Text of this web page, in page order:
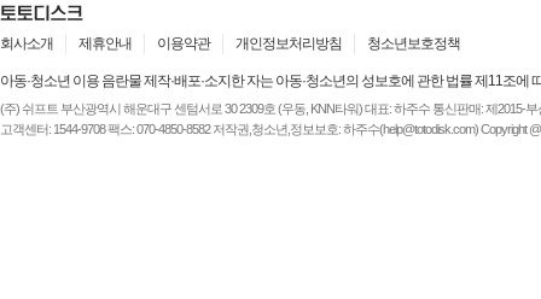
•[저작권] (주)디즈니엔
회사소개 제휴안내 이용약관 개인정보처리방침 청소년보호정책
아동·청소년 이용 음란물 제작·배포·소지한 자는 아동·청소년의 성보호에 관한 법률 제11조에
(주) 쉬프트 부산광역시 해운대구 센텀서로 30 2309호 (우동, KNN타워) 대표: 하주수 통신판매: 제2015-
고객센터: 1544-9708 팩스: 070-4850-8582 저작권,청소년,정보보호: 하주수(help@totodisk.com) Copyright